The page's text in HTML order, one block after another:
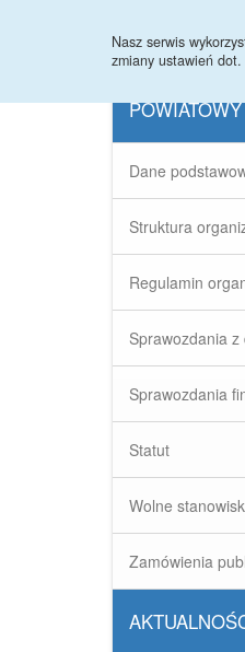
Nasz serwis
zmiany ustawień
Dane
Struktura
Regulamin
Sprawozdania z
Sprawozdania
Statut
Wolne
Zamówienia